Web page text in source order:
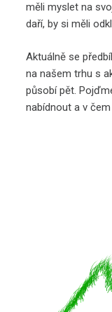
měli myslet na
daří, by si měli
Aktuálně se
na našem trhu s
působí pět.
nabídnout a v